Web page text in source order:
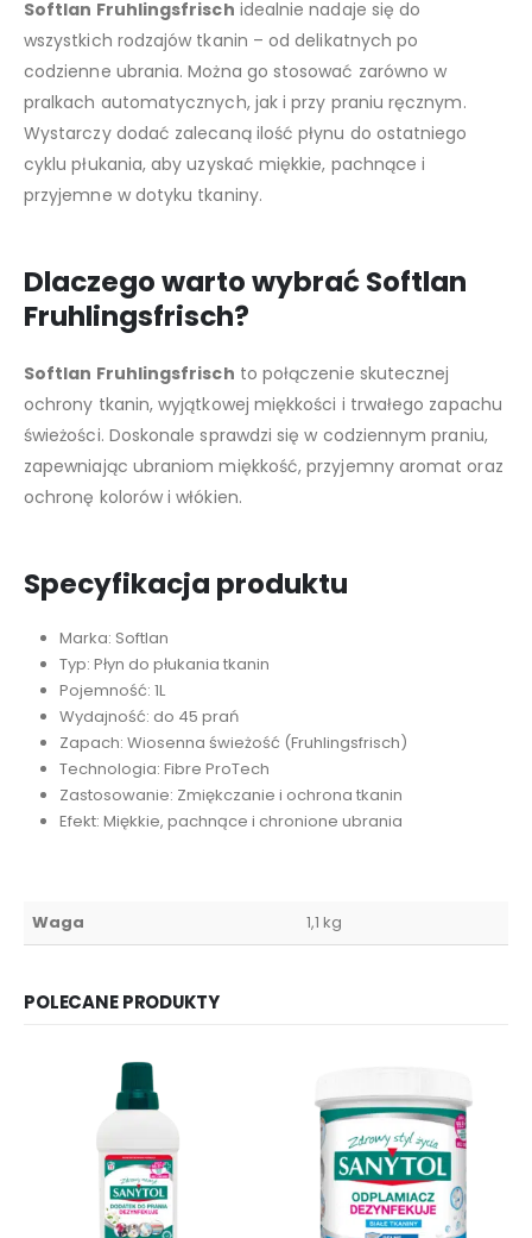
Softlan Fruhlingsfrisch idealnie nadaje się do
wszystkich rodzajów tkanin – od delikatnych po
codzienne ubrania. Można go stosować zarówno w
pralkach automatycznych, jak i przy praniu ręcznym.
Wystarczy dodać zalecaną ilość płynu do ostatniego
cyklu płukania, aby uzyskać miękkie, pachnące i
przyjemne w dotyku tkaniny.
Dlaczego warto wybrać Softlan
Fruhlingsfrisch?
Softlan Fruhlingsfrisch to połączenie skutecznej
ochrony tkanin, wyjątkowej miękkości i trwałego zapachu
świeżości. Doskonale sprawdzi się w codziennym praniu,
zapewniając ubraniom miękkość, przyjemny aromat oraz
ochronę kolorów i włókien.
Specyfikacja produktu
Marka: Softlan
Typ: Płyn do płukania tkanin
Pojemność: 1L
Wydajność: do 45 prań
Zapach: Wiosenna świeżość (Fruhlingsfrisch)
Technologia: Fibre ProTech
Zastosowanie: Zmiękczanie i ochrona tkanin
Efekt: Miękkie, pachnące i chronione ubrania
Waga 1,1 kg
POLECANE PRODUKTY